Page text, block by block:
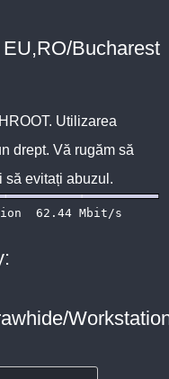
Bucharest
. Utilizarea
drept. Vă rugăm să
să evitați abuzul.